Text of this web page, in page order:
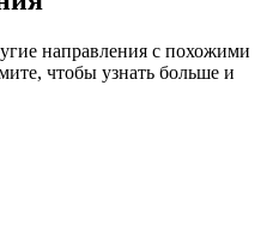
направления с похожими
чтобы узнать больше и